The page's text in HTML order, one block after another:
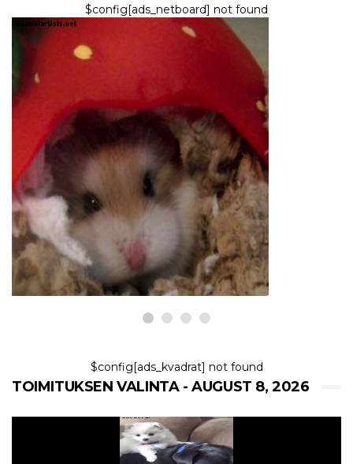
$config[ads_netboard] not found
Sairaat hamsterit: Allergioiden
merkit ja hoito hamstereissa
8,2026
$config[ads_kvadrat] not found
TOIMITUKSEN VALINTA - AUGUST 8, 2026